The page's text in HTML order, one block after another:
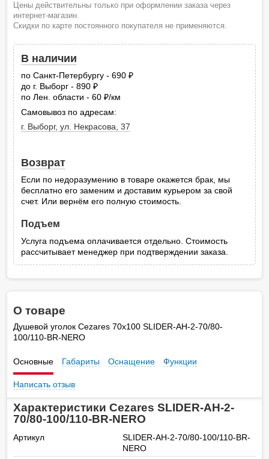
Цены действительны только при оформлении заказа через
интернет-магазин.
Скидки по карте постоянного покупателя не применяются.
В наличии
по Санкт-Петербургу - 690
до г. Выборг - 890
по Лен. области - 60
руб.
/км
Самовывоз по адресам:
г. Выборг, ул. Некрасова, 37
Возврат
Если по недоразумению в товаре окажется брак, мы
бесплатно его заменим и доставим курьером за свой
счет. Или вернём его полную стоимость.
Подъем
Услуга подъема оплачивается отдельно. Стоимость
рассчитывает менеджер при подтверждении заказа.
О товаре
Душевой уголок Cezares 70х100 SLIDER-AH-2-70/80-
100/110-BR-NERO
Основные Габариты Оснащение Функции
Написать отзыв
Характеристики Cezares SLIDER-AH-2-
70/80-100/110-BR-NERO
Артикул
SLIDER-AH-2-70/80-100/110-BR-
NERO